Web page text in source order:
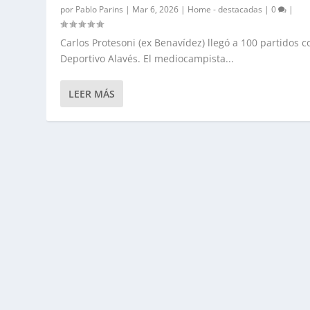
por Pablo Parins | Mar 6, 2026 | Home - destacadas |0 |
Carlos Protesoni (ex Benavídez) llegó a 100 partidos
Deportivo Alavés. El mediocampista...
LEER MÁS